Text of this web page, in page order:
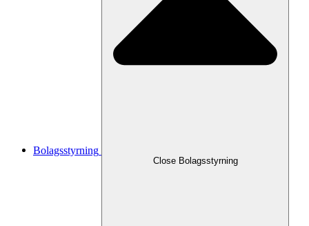
Bolagsstyrning
Close Bolagsstyrning